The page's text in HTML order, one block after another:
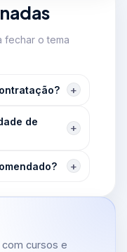
fechar o tema
de
cursos e